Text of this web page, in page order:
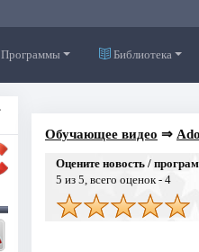
Программы Библиотека
Обучающее видео ⇒
Оцените новость /
5 из 5, всего оценок - 4